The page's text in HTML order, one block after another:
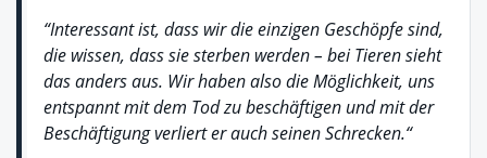
“Interessant ist, dass wir die einzigen Geschöpfe sind,
die wissen, dass sie sterben werden – bei Tieren sieht
das anders aus. Wir haben also die Möglichkeit, uns
entspannt mit dem Tod zu beschäftigen und mit der
Beschäftigung verliert er auch seinen Schrecken.“